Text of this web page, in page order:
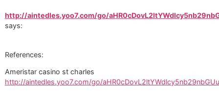
http://aintedles.yoo7.com/go/
says:
References:
Ameristar casino st charles
http://aintedles.yoo7.com/go/